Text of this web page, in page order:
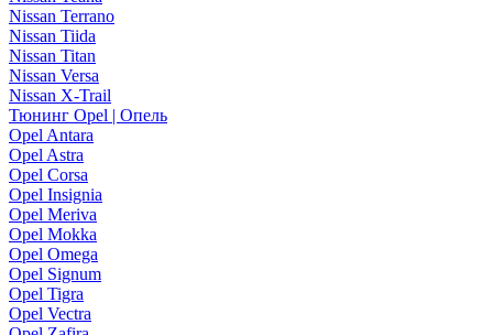
Nissan Terrano
Nissan Tiida
Nissan Titan
Nissan Versa
Nissan X-Trail
Тюнинг Opel | Опель
Opel Antara
Opel Astra
Opel Corsa
Opel Insignia
Opel Meriva
Opel Mokka
Opel Omega
Opel Signum
Opel Tigra
Opel Vectra